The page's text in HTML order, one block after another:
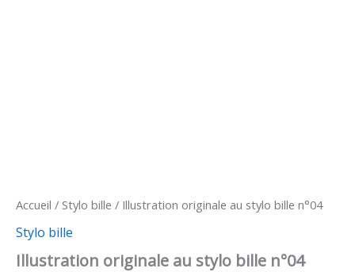
Accueil / Stylo bille / Illustration originale au stylo bille n°04
Stylo bille
Illustration originale au stylo bille n°04